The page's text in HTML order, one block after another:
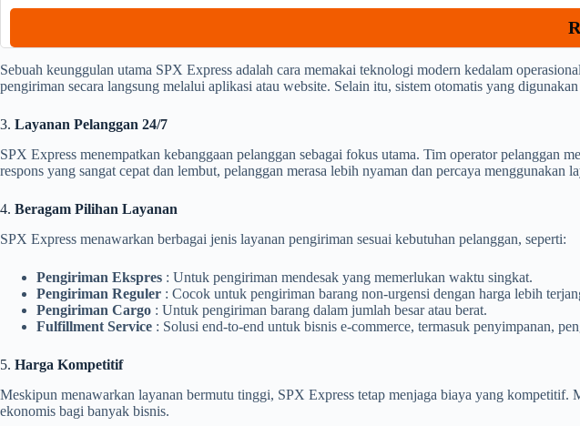
Sebuah keunggulan utama SPX Express adalah cara memakai teknologi modern kedalam
pengiriman secara langsung melalui aplikasi atau website. Selain itu, sistem otomatis yang
3. Layanan Pelanggan 24/7
SPX Express menempatkan kebanggaan pelanggan sebagai fokus utama. Tim operator pelanggan
respons yang sangat cepat dan lembut, pelanggan merasa lebih nyaman dan percaya menggunakan
4. Beragam Pilihan Layanan
SPX Express menawarkan berbagai jenis layanan pengiriman sesuai kebutuhan pelanggan, seperti:
Pengiriman Ekspres : Untuk pengiriman mendesak yang memerlukan waktu singkat.
Pengiriman Reguler : Cocok untuk pengiriman barang non-urgensi dengan harga lebih
Pengiriman Cargo : Untuk pengiriman barang dalam jumlah besar atau berat.
Fulfillment Service : Solusi end-to-end untuk bisnis e-commerce, termasuk penyimpanan,
5. Harga Kompetitif
Meskipun menawarkan layanan bermutu tinggi, SPX Express tetap menjaga biaya yang
ekonomis bagi banyak bisnis.